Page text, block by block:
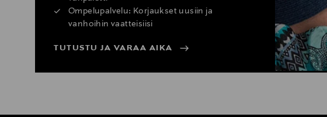
Ompelupalvelu: Korjaukset uusiin ja
vanhoihin vaatteisiisi
TUTUSTU JA VARAA AIKA